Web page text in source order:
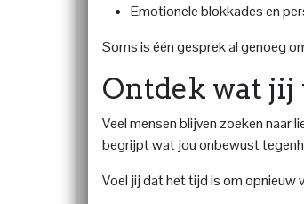
Emotionele blokkades en
Soms is één gesprek al genoeg
Ontdek wat jij
Veel mensen blijven zoeken naar
begrijpt wat jou onbewust
Voel jij dat het tijd is om opnieuw